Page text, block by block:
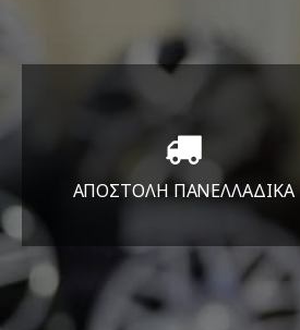
ΑΠΟΣΤΟΛΗ ΠΑΝΕΛΛΑΔΙΚA
Όπου και αν είστε θα σας
στείλουμε τα ελαστικά σας